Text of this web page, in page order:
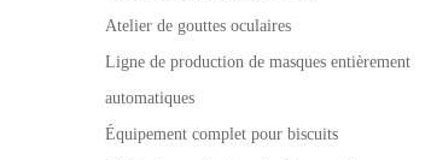
Atelier de gouttes oculaires
Ligne de production de masques entièrement
automatiques
Équipement complet pour biscuits